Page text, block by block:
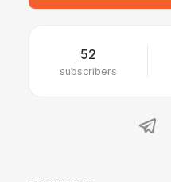
52
subscribers